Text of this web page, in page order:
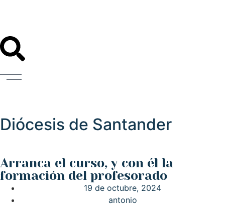
Diócesis de Santander
Arranca el curso, y con él la
formación del profesorado
19 de octubre, 2024
antonio